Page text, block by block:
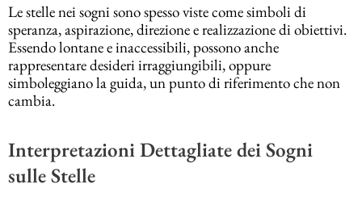
Le stelle nei sogni sono spesso viste come simboli di
speranza, aspirazione, direzione e realizzazione di obiettivi.
Essendo lontane e inaccessibili, possono anche
rappresentare desideri irraggiungibili, oppure
simboleggiano la guida, un punto di riferimento che non
cambia.
Interpretazioni Dettagliate dei Sogni
sulle Stelle